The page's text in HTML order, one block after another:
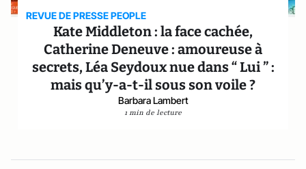
REVUE DE PRESSE PEOPLE
Kate Middleton : la face cachée,
Catherine Deneuve : amoureuse à
secrets, Léa Seydoux nue dans “ Lui ” :
mais qu’y-a-t-il sous son voile ?
Barbara Lambert
1 min de lecture